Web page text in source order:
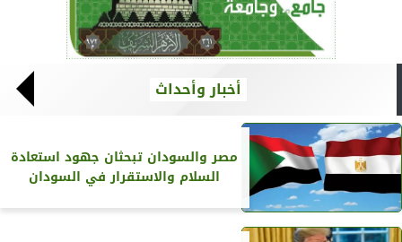
أخبار وأحداث
مصر والسودان تبحثان جهود استعادة
السلام والاستقرار في السودان